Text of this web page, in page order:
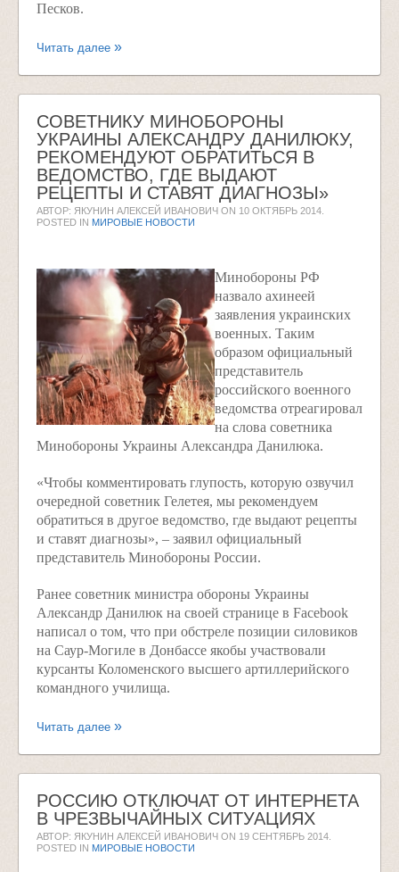
Песков.
Читать далее
СОВЕТНИКУ МИНОБОРОНЫ
УКРАИНЫ АЛЕКСАНДРУ ДАНИЛЮКУ,
РЕКОМЕНДУЮТ ОБРАТИТЬСЯ В
ВЕДОМСТВО, ГДЕ ВЫДАЮТ
РЕЦЕПТЫ И СТАВЯТ ДИАГНОЗЫ»
АВТОР: ЯКУНИН АЛЕКСЕЙ ИВАНОВИЧ ON 10 ОКТЯБРЬ 2014
POSTED IN МИРОВЫЕ НОВОСТИ
Минобороны РФ
назвало ахинеей
заявления украинских
военных. Таким
образом официальный
представитель
российского военного
ведомства отреагировал
на слова советника
Минобороны Украины Александра Данилюка.
«Чтобы комментировать глупость, которую озвучил
очередной советник Гелетея, мы рекомендуем
обратиться в другое ведомство, где выдают рецепты
и ставят диагнозы», – заявил официальный
представитель Минобороны России.
Ранее советник министра обороны Украины
Александр Данилюк на своей странице в Facebook
написал о том, что при обстреле позиции силовиков
на Саур-Могиле в Донбассе якобы участвовали
курсанты Коломенского высшего артиллерийского
командного училища.
Читать далее
РОССИЮ ОТКЛЮЧАТ ОТ ИНТЕРНЕТА
В ЧРЕЗВЫЧАЙНЫХ СИТУАЦИЯХ
АВТОР: ЯКУНИН АЛЕКСЕЙ ИВАНОВИЧ ON 19 СЕНТЯБРЬ 2014
POSTED IN МИРОВЫЕ НОВОСТИ